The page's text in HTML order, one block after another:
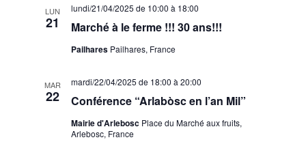
LUN
21 Marché à le ferme !!! 30 ans!!!
lundi/21/04/2025 de 10:00 à 18:00
Pailhares Pailhares, France
MAR
22 Conférence “Arlabòsc en l’an Mil”
mardi/22/04/2025 de 18:00 à 20:00
Mairie d'Arlebosc Place du Marché aux fruits,
Arlebosc, France